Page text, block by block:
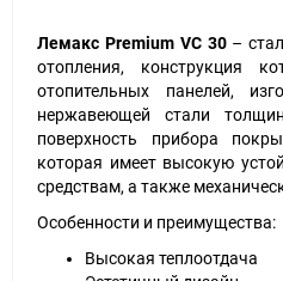
Лемакс Premium VC 30–
отопления, конструкция
отопительных панелей,
нержавеющей стали
поверхность прибора
которая имеет высокую
средствам, а также
Особенности и преимущества:
Высокая теплоотдача